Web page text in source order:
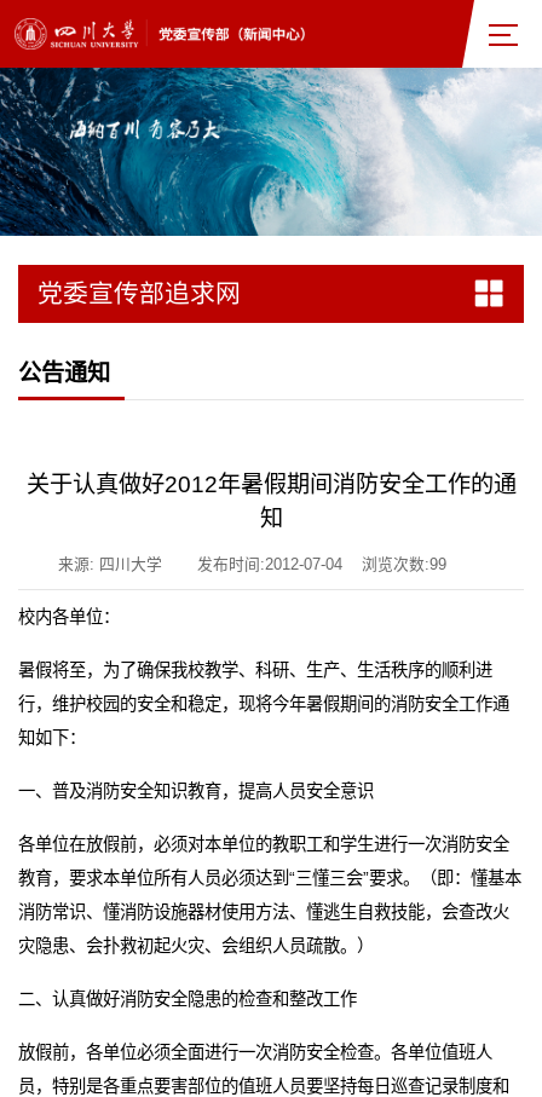
党委宣传部追求网
公告通知
关于认真做好2012年暑假期间消防安全工作的通
知
来源: 四川大学 发布时间:2012-07-04 浏览次数:99
校内各单位：
暑假将至，为了确保我校教学、科研、生产、生活秩序的顺利进
行，维护校园的安全和稳定，现将今年暑假期间的消防安全工作通
知如下：
一、普及消防安全知识教育，提高人员安全意识
各单位在放假前，必须对本单位的教职工和学生进行一次消防安全
教育，要求本单位所有人员必须达到“三懂三会”要求。（即：懂基本
消防常识、懂消防设施器材使用方法、懂逃生自救技能，会查改火
灾隐患、会扑救初起火灾、会组织人员疏散。）
二、认真做好消防安全隐患的检查和整改工作
放假前，各单位必须全面进行一次消防安全检查。各单位值班人
员，特别是各重点要害部位的值班人员要坚持每日巡查记录制度和